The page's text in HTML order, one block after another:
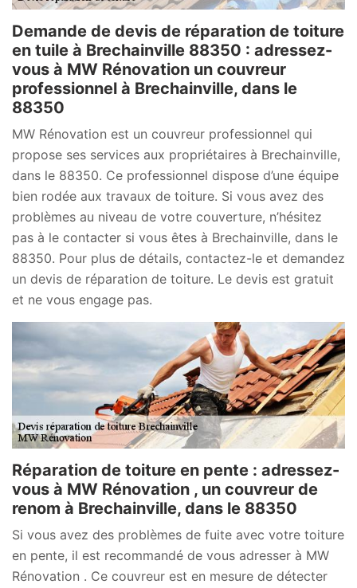
Demande de devis de réparation de toiture
en tuile à Brechainville 88350 : adressez-
vous à MW Rénovation un couvreur
professionnel à Brechainville, dans le
88350
MW Rénovation est un couvreur professionnel qui
propose ses services aux propriétaires à Brechainville,
dans le 88350. Ce professionnel dispose d’une équipe
bien rodée aux travaux de toiture. Si vous avez des
problèmes au niveau de votre couverture, n’hésitez
pas à le contacter si vous êtes à Brechainville, dans le
88350. Pour plus de détails, contactez-le et demandez
un devis de réparation de toiture. Le devis est gratuit
et ne vous engage pas.
Réparation de toiture en pente : adressez-
vous à MW Rénovation , un couvreur de
renom à Brechainville, dans le 88350
Si vous avez des problèmes de fuite avec votre toiture
en pente, il est recommandé de vous adresser à MW
Rénovation . Ce couvreur est en mesure de détecter